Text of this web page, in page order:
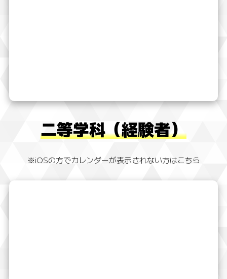
二等学科（経験者）
※iOSの方でカレンダーが表示されない方はこちら